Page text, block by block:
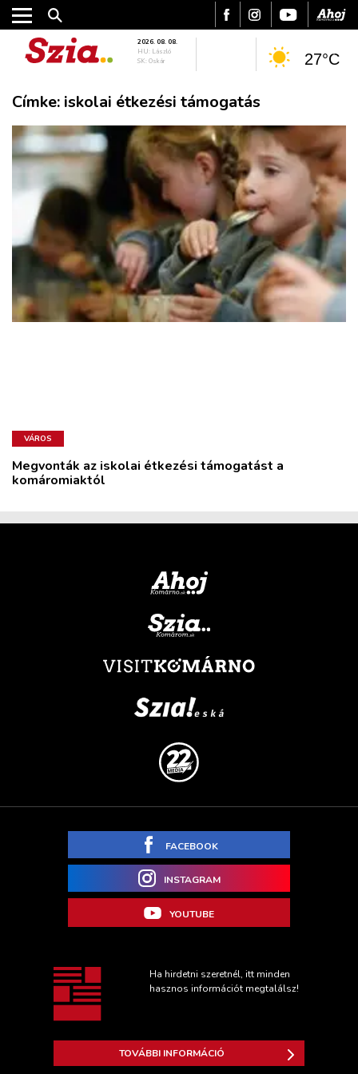
VÁROS
RÉGIÓ
SPORT
KULTÚRA
PODCAST
MIX
2026. 08. 08.
HU: László
SK: Oskár
27°C
Címke: iskolai étkezési támogatás
VÁROS
Megvonták az iskolai étkezési támogatást a
komáromiaktól
FACEBOOK
INSTAGRAM
YOUTUBE
Ha hirdetni szeretnél, itt minden
hasznos információt megtalálsz!
TOVÁBBI INFORMÁCIÓ